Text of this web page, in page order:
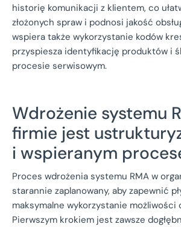
historię komunikacji z klientem, co
złożonych spraw i podnosi jakość
wspiera także wykorzystanie kodów
przyspiesza identyfikację produktów i
procesie serwisowym.
Wdrożenie systemu
firmie jest
i wspieranym
Proces wdrożenia systemu RMA w
starannie zaplanowany, aby zapewnić
maksymalne wykorzystanie możliwości
Pierwszym krokiem jest zawsze